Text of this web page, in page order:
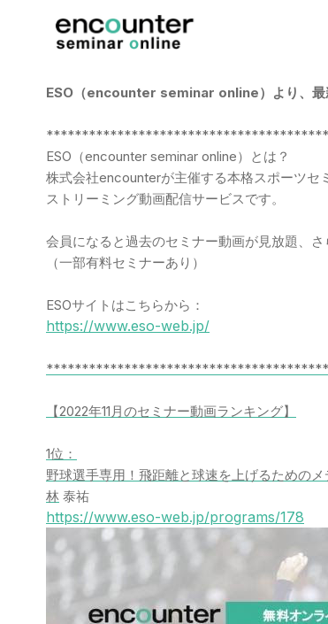
ESO（encounter seminar online）より、最
ESO（encounter seminar online）とは？
株式会社encounterが主催する本格スポーツセ
ストリーミング動画配信サービスです。
会員になると過去のセミナー動画が見放題、
（一部有料セミナーあり）
ESOサイトはこちらから：
https://www.eso-web.jp/
【2022年11月のセミナー動画ランキング】
1位：
野球選手専用！飛距離と球速を上げるための
林 泰祐
https://www.eso-web.jp/programs/178